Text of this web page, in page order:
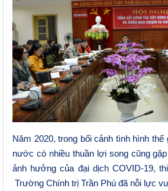
Năm 2020, trong bối cảnh tình hình
nước có nhiều thuần lợi song cũng
ảnh hưởng của đại dịch COVID-19,
Trường Chính trị Trần Phú đã nỗi lực